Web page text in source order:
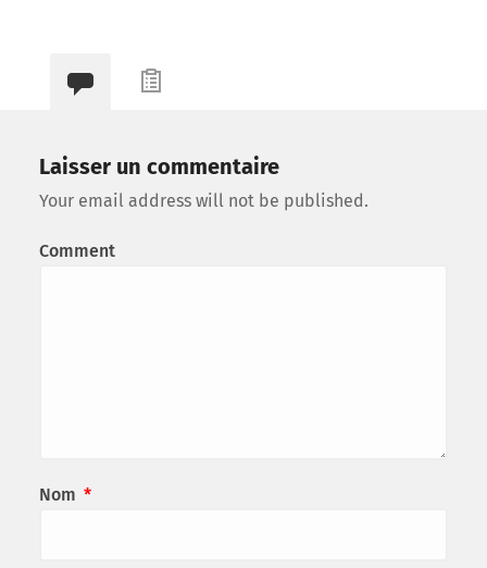
Laisser un commentaire
Your email address will not be published.
Comment
Nom *